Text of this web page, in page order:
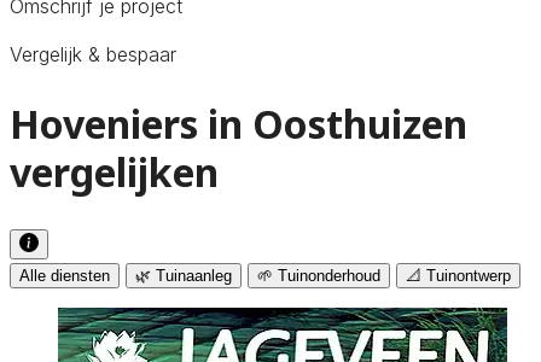
Omschrijf je project
Vergelijk & bespaar
Hoveniers in Oosthuizen
vergelijken
Alle diensten 🌿 Tuinaanleg 🌱 Tuinonderhoud 📐 Tuinontwerp